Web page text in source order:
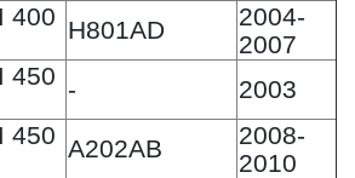
400 H801AD
2004-
2007
450 -
2003
450 A202AB
2008-
2010